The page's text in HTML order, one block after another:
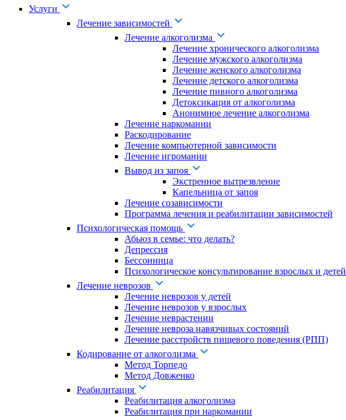
Услуги
Лечение зависимостей
Лечение алкоголизма
Лечение хронического алкоголизма
Лечение мужского алкоголизма
Лечение женского алкоголизма
Лечение детского алкоголизма
Лечение пивного алкоголизма
Детоксикация от алкоголизма
Анонимное лечение алкоголизма
Лечение наркомании
Раскодирование
Лечение компьютерной зависимости
Лечение игромании
Вывод из запоя
Экстренное вытрезвление
Капельница от запоя
Лечение созависимости
Программа лечения и реабилитации зависимостей
Психологическая помощь
Абьюз в семье: что делать?
Депрессия
Бессонница
Психологическое консультирование взрослых и детей
Лечение неврозов
Лечение неврозов у детей
Лечение неврозов у взрослых
Лечение неврастении
Лечение невроза навязчивых состояний
Лечение расстройств пищевого поведения (РПП)
Кодирование от алкоголизма
Метод Торпедо
Метод Довженко
Реабилитация
Реабилитация алкоголизма
Реабилитация при наркомании